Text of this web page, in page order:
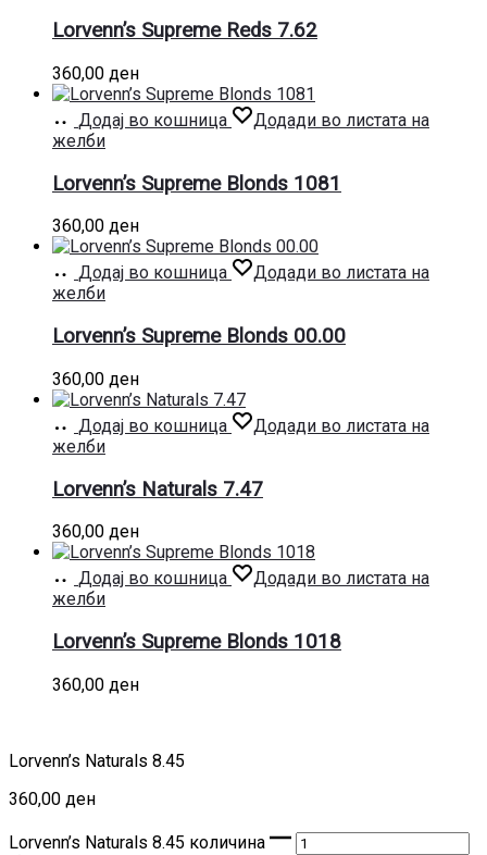
Lorvenn’s Supreme Reds 7.62
360,00 ден
Додај во кошница
Додади во листата на
желби
Lorvenn’s Supreme Blonds 1081
360,00 ден
Додај во кошница
Додади во листата на
желби
Lorvenn’s Supreme Blonds 00.00
360,00 ден
Додај во кошница
Додади во листата на
желби
Lorvenn’s Naturals 7.47
360,00 ден
Додај во кошница
Додади во листата на
желби
Lorvenn’s Supreme Blonds 1018
360,00 ден
Lorvenn’s Naturals 8.45
360,00 ден
Lorvenn’s Naturals 8.45 количина